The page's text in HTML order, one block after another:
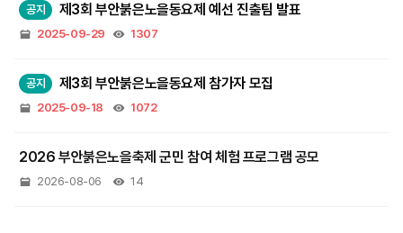
제3회 부안붉은노을동요제 예선 진출팀 발표
2025-09-29 1307
제3회 부안붉은노을동요제 참가자 모집
2025-09-18 1072
2026 부안붉은노을축제 군민 참여 체험 프로그램 공모
2026-08-06 14